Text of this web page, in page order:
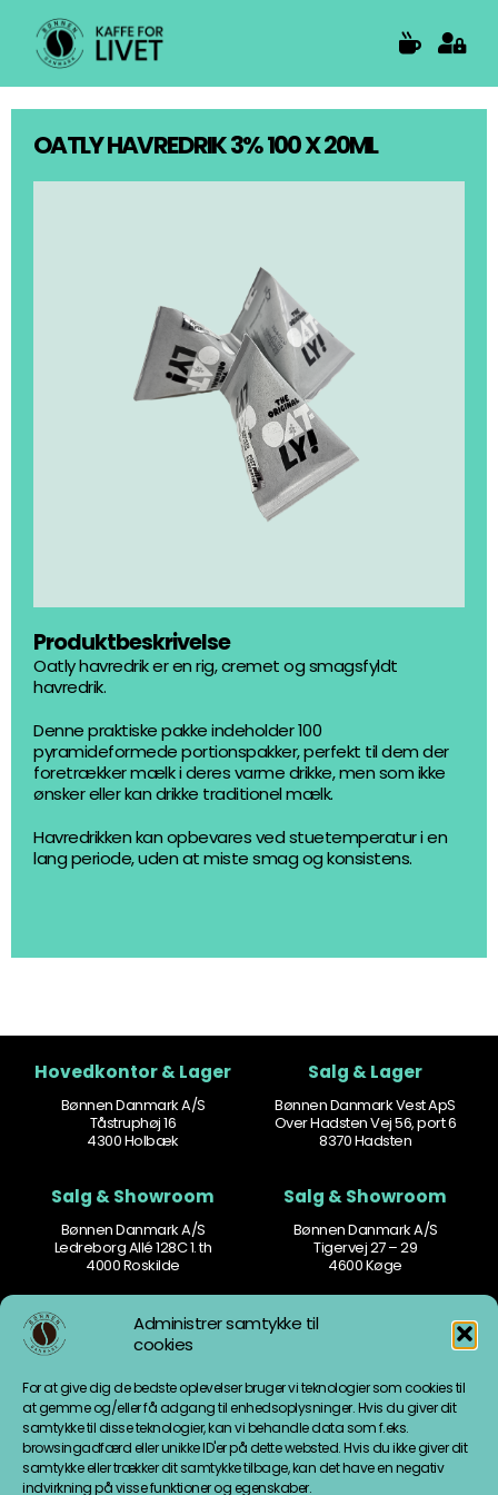
Administrer samtykke til
cookies
For at give dig de bedste oplevelser bruger vi teknologier som cookies til
at gemme og/eller få adgang til enhedsoplysninger. Hvis du giver dit
samtykke til disse teknologier, kan vi behandle data som f.eks.
browsingadfærd eller unikke ID'er på dette websted. Hvis du ikke giver dit
samtykke eller trækker dit samtykke tilbage, kan det have en negativ
indvirkning på visse funktioner og egenskaber.
content
OATLY HAVREDRIK 3% 100 X 20ML
Produktbeskrivelse
Oatly havredrik er en rig, cremet og smagsfyldt
havredrik.
Denne praktiske pakke indeholder 100
pyramideformede portionspakker, perfekt til dem der
foretrækker mælk i deres varme drikke, men som ikke
ønsker eller kan drikke traditionel mælk.
Havredrikken kan opbevares ved stuetemperatur i en
lang periode, uden at miste smag og konsistens.
Hovedkontor & Lager
Bønnen Danmark A/S
Tåstruphøj 16
4300 Holbæk
Salg & Lager
Bønnen Danmark Vest ApS
Over Hadsten Vej 56, port 6
8370 Hadsten
Salg & Showroom
Bønnen Danmark A/S
Ledreborg Allé 128C 1. th
4000 Roskilde
Salg & Showroom
Bønnen Danmark A/S
Tigervej 27 – 29
4600 Køge
Kontakt
77 77 60 60
mail.vest@bonnen.dk
Åbningstider
Weekend: Lukket
Information
Cookiepolitik
Fødevarestyrelsen